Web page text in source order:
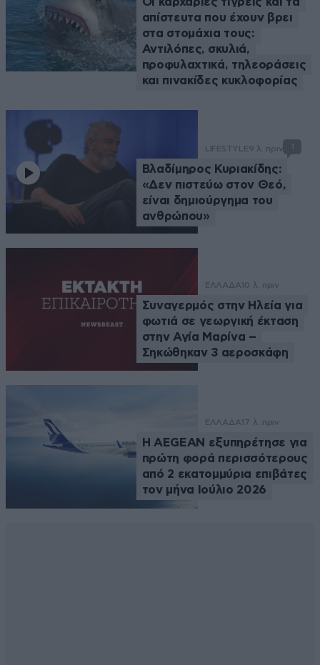
απίστευτα που έχουν βρει
στα στομάχια τους:
Αντιλόπες, σκυλιά,
προφυλαχτικά, τηλεοράσεις
και πινακίδες κυκλοφορίας
LIFESTYLE9 λ. πριν 1
Βλαδίμηρος Κυριακίδης:
«Δεν πιστεύω στον Θεό,
είναι δημιούργημα του
ανθρώπου»
ΕΛΛΑΔΑ 10 λ. πριν
Συναγερμός στην Ηλεία για
φωτιά σε γεωργική έκταση
στην Αγία Μαρίνα –
Σηκώθηκαν 3 αεροσκάφη
ΕΛΛΑΔΑ 17 λ. πριν
Η AEGEAN εξυπηρέτησε για
πρώτη φορά περισσότερους
από 2 εκατομμύρια επιβάτες
τον μήνα Ιούλιο 2026